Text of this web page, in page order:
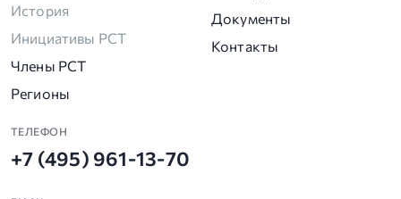
История
Инициативы РСТ
Члены РСТ
Регионы
Документы
Контакты
ТЕЛЕФОН
+7 (495) 961-13-70